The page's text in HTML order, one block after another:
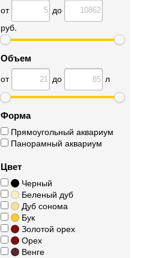
от
до
руб.
Объем
от до л
Форма
Прямоугольный аквариум
Панорамный аквариум
Цвет
Черный
Беленый дуб
Дуб сонома
Бук
Золотой орех
Орех
Венге